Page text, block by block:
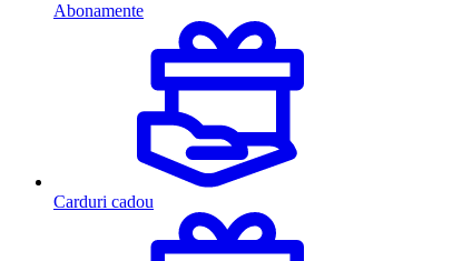
Abonamente
Carduri cadou